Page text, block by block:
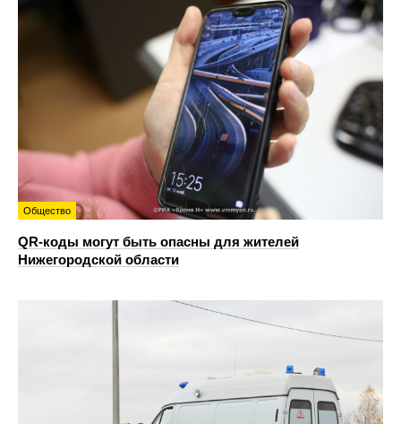
Общество
QR-коды могут быть опасны для жителей
Нижегородской области